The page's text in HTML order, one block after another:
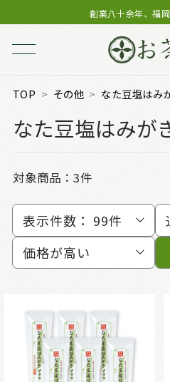
創業八十余年、福
TOP その他 なた豆塩はみ
なた豆塩はみが
対象商品： 3件
表示件数： 99件
価格が高い